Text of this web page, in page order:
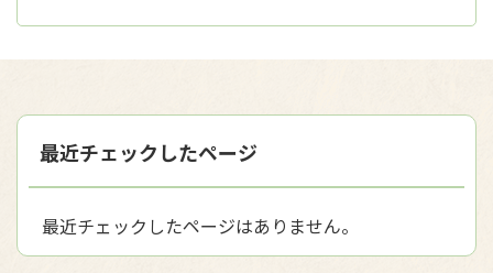
最近チェックしたページ
最近チェックしたページはありません。